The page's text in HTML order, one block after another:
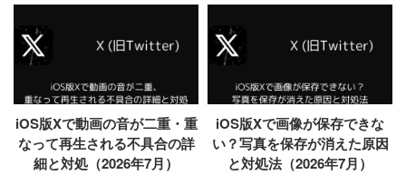
iOS版Xで動画の音が二重・重
なって再生される不具合の詳
細と対処（2026年7月）
iOS版Xで画像が保存できな
い？写真を保存が消えた原因
と対処法（2026年7月）